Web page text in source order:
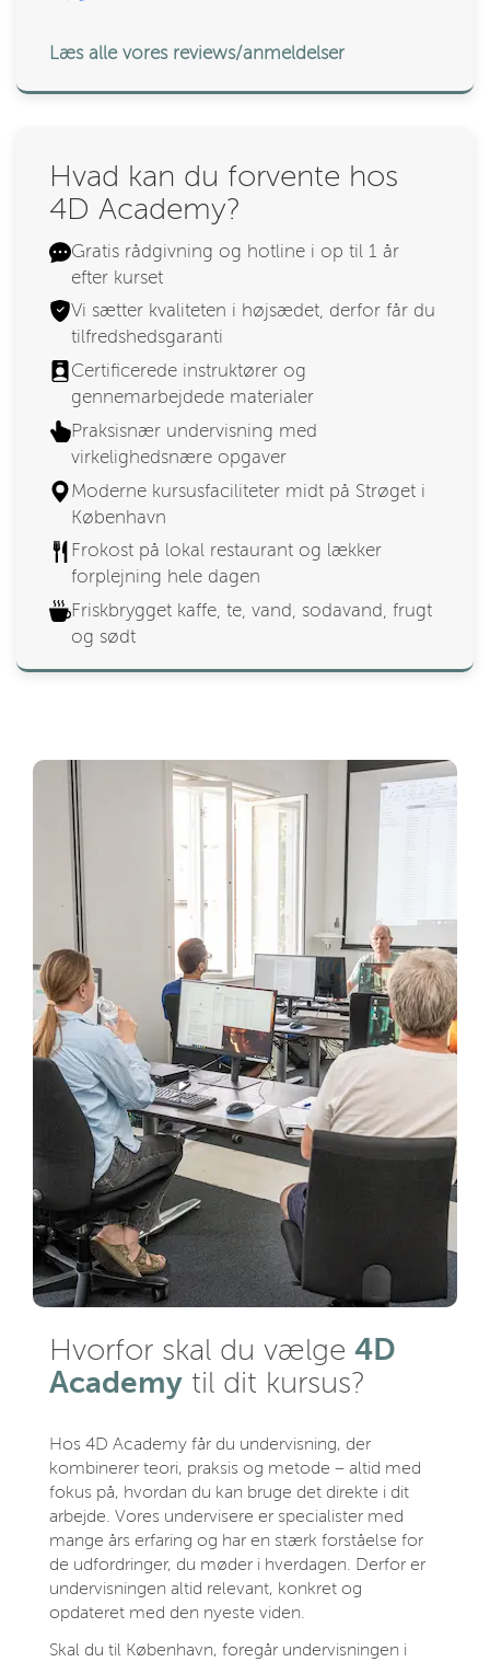
Læs alle vores reviews/anmeldelser
Hvad kan du forvente hos
4D Academy?
Gratis rådgivning og hotline i op til 1 år
efter kurset
Vi sætter kvaliteten i højsædet, derfor får du
tilfredshedsgaranti
Certificerede instruktører og
gennemarbejdede materialer
Praksisnær undervisning med
virkelighedsnære opgaver
Moderne kursusfaciliteter midt på Strøget i
København
Frokost på lokal restaurant og lækker
forplejning hele dagen
Friskbrygget kaffe, te, vand, sodavand, frugt
og sødt
Hvorfor skal du vælge 4D
Academy til dit kursus?
Hos 4D Academy får du undervisning, der
kombinerer teori, praksis og metode – altid med
fokus på, hvordan du kan bruge det direkte i dit
arbejde. Vores undervisere er specialister med
mange års erfaring og har en stærk forståelse for
de udfordringer, du møder i hverdagen. Derfor er
undervisningen altid relevant, konkret og
opdateret med den nyeste viden.
Skal du til København, foregår undervisningen i